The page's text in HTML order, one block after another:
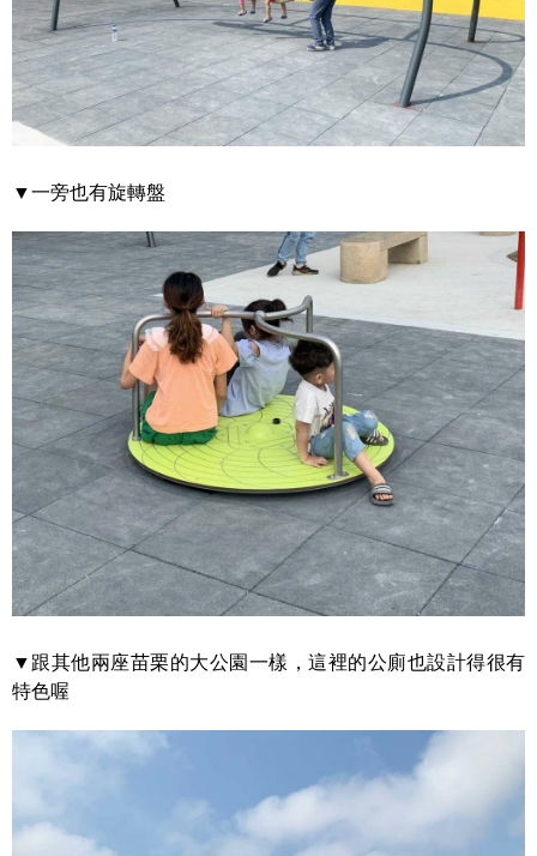
▼一旁也有旋轉盤
▼跟其他兩座苗栗的大公園一樣，這裡的公廁也設計得很有
特色喔